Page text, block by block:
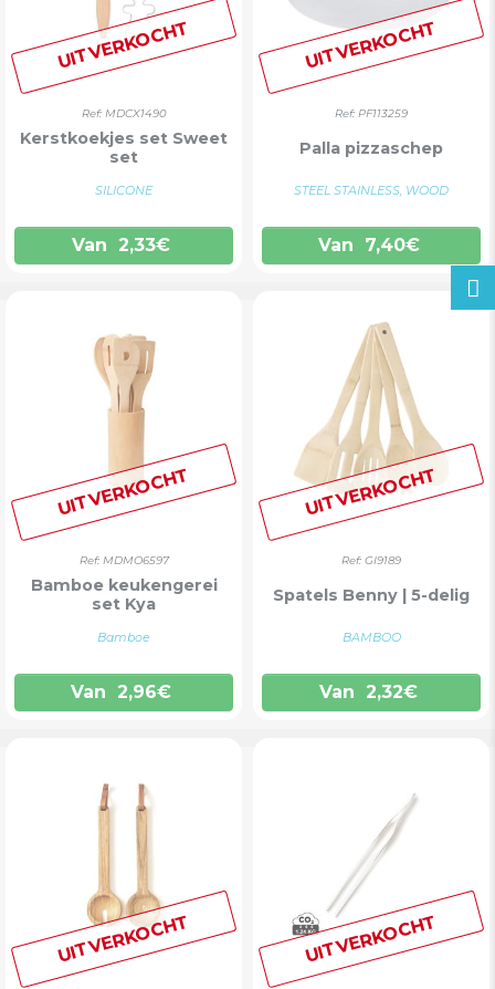
UITVERKOCHT
Ref: MDCX1490
Kerstkoekjes set Sweet
set
SILICONE
Van 2,33€
UITVERKOCHT
Ref: PF113259
Palla pizzaschep
STEEL STAINLESS, WOOD
Van 7,40€
UITVERKOCHT
Ref: MDMO6597
Bamboe keukengerei
set Kya
Bamboe
Van 2,96€
UITVERKOCHT
Ref: GI9189
Spatels Benny | 5-delig
BAMBOO
Van 2,32€
UITVERKOCHT UITVERKOCHT